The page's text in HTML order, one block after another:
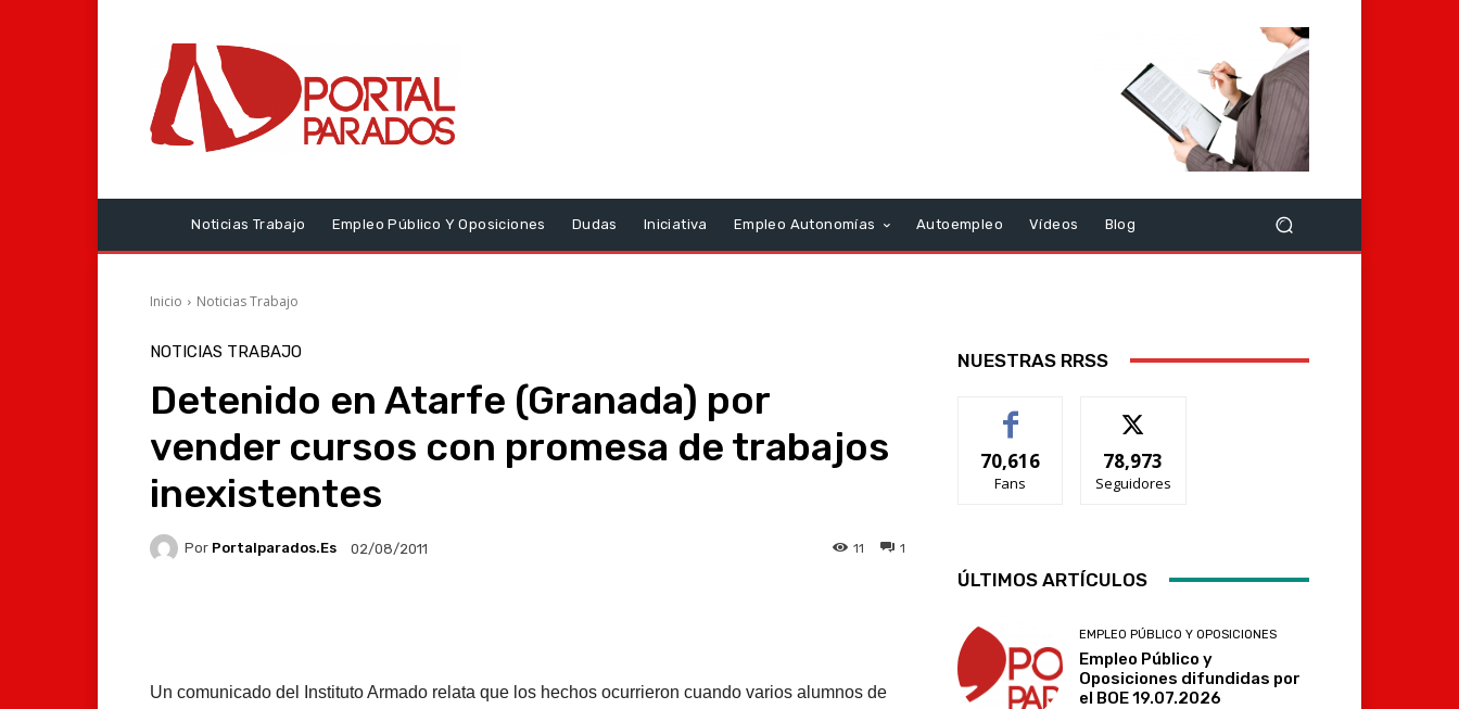
Noticias Trabajo Empleo Público Y Oposiciones Dudas Iniciativa Empleo Autonomías Autoempleo Vídeos Blog
Inicio Noticias Trabajo
NOTICIAS TRABAJO
Detenido en Atarfe (Granada) por
vender cursos con promesa de trabajos
inexistentes
Por Portalparados.es 02/08/2011 1
11
Un comunicado del Instituto Armado relata que los hechos ocurrieron cuando varios alumnos de
NUESTRAS RRSS
70,616
Fans
78,973
Seguidores
ÚLTIMOS ARTÍCULOS
EMPLEO PÚBLICO Y OPOSICIONES
Empleo Público y
Oposiciones difundidas por
el BOE 19.07.2026